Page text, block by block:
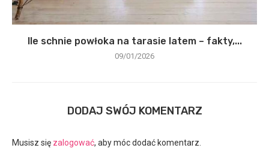
Ile schnie powłoka na tarasie latem – fakty,...
09/01/2026
DODAJ SWÓJ KOMENTARZ
Musisz się zalogować, aby móc dodać komentarz.